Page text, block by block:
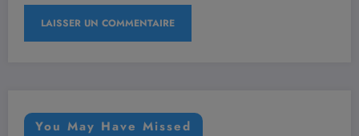
You May Have Missed